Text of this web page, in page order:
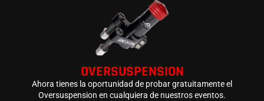
OVERSUSPENSION
Ahora tienes la oportunidad de probar gratuitamente el
Oversuspension en cualquiera de nuestros eventos.